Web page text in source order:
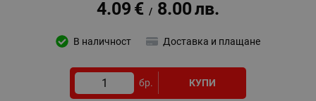
4.09 € / 8.00лв.
В наличност Доставка и плащане
бр. КУПИ